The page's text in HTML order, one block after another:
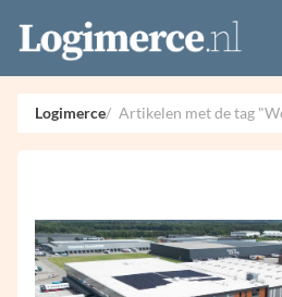
Vacatures
Events
Adverteren
Partners
Logimerce Artikelen met de tag